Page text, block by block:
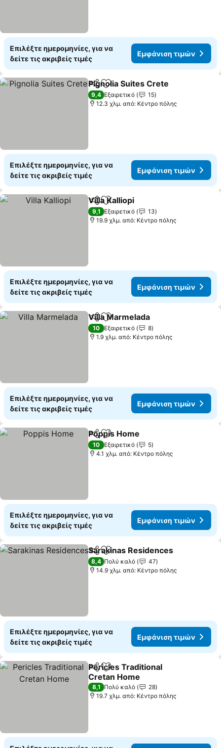
Επιλέξτε ημερομηνίες, για να
δείτε τις ακριβείς τιμές
Εμφάνιση τιμών
Κοινοποίηση
Προσθήκη στα αγαπημένα
Pignolia Suites Crete
9,4 Εξαιρετικό
15
12.3 χλμ. από: Κέντρο πόλης
Επιλέξτε ημερομηνίες, για να
δείτε τις ακριβείς τιμές
Εμφάνιση τιμών
Κοινοποίηση
Προσθήκη στα αγαπημένα
Villa Kalliopi
9,1 Εξαιρετικό
13
19.9 χλμ. από: Κέντρο πόλης
Επιλέξτε ημερομηνίες, για να
δείτε τις ακριβείς τιμές
Εμφάνιση τιμών
Κοινοποίηση
Προσθήκη στα αγαπημένα
Villa Marmelada
10 Εξαιρετικό
8
1.9 χλμ. από: Κέντρο πόλης
Επιλέξτε ημερομηνίες, για να
δείτε τις ακριβείς τιμές
Εμφάνιση τιμών
Κοινοποίηση
Προσθήκη στα αγαπημένα
Poppis Home
10 Εξαιρετικό
5
4.1 χλμ. από: Κέντρο πόλης
Επιλέξτε ημερομηνίες, για να
δείτε τις ακριβείς τιμές
Εμφάνιση τιμών
Κοινοποίηση
Προσθήκη στα αγαπημένα
Sarakinas Residences
8,4 Πολύ καλό
47
14.9 χλμ. από: Κέντρο πόλης
Επιλέξτε ημερομηνίες, για να
δείτε τις ακριβείς τιμές
Εμφάνιση τιμών
Κοινοποίηση
Προσθήκη στα αγαπημένα
Pericles Traditional
Cretan Home
Εμφάνιση τιμών
8,1 Πολύ καλό
28
19.7 χλμ. από: Κέντρο πόλης